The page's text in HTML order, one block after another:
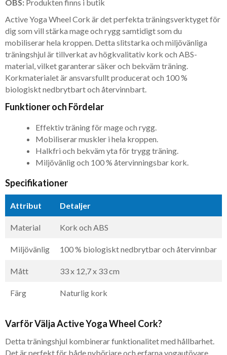
OBS: Produkten finns i butik
Active Yoga Wheel Cork är det perfekta träningsverktyget för
dig som vill stärka mage och rygg samtidigt som du
mobiliserar hela kroppen. Detta slitstarka och miljövänliga
träningshjul är tillverkat av högkvalitativ kork och ABS-
material, vilket garanterar säker och bekväm träning.
Korkmaterialet är ansvarsfullt producerat och 100 %
biologiskt nedbrytbart och återvinnbart.
Funktioner och Fördelar
Effektiv träning för mage och rygg.
Mobiliserar muskler i hela kroppen.
Halkfri och bekväm yta för trygg träning.
Miljövänlig och 100 % återvinningsbar kork.
Specifikationer
Attribut Detaljer
Material Kork och ABS
Miljövänlig 100 % biologiskt nedbrytbar och återvinnbar
Mått 33 x 12,7 x 33 cm
Färg Naturlig kork
Varför Välja Active Yoga Wheel Cork?
Detta träningshjul kombinerar funktionalitet med hållbarhet.
Det är perfekt för både nybörjare och erfarna yogautövare